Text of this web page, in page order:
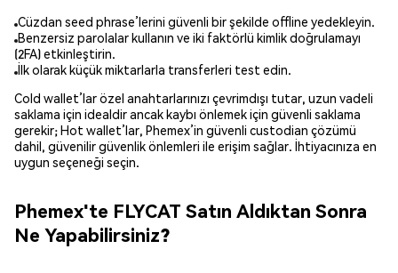
Cüzdan seed phrase’lerini güvenli bir şekilde offline yedekleyin.
Benzersiz parolalar kullanın ve iki faktörlü kimlik doğrulamayı
(2FA) etkinleştirin.
İlk olarak küçük miktarlarla transferleri test edin.
Cold wallet’lar özel anahtarlarınızı çevrimdışı tutar, uzun vadeli
saklama için idealdir ancak kaybı önlemek için güvenli saklama
gerekir; Hot wallet’lar, Phemex’in güvenli custodian çözümü
dahil, güvenilir güvenlik önlemleri ile erişim sağlar. İhtiyacınıza en
uygun seçeneği seçin.
Phemex'te FLYCAT Satın Aldıktan Sonra
Ne Yapabilirsiniz?